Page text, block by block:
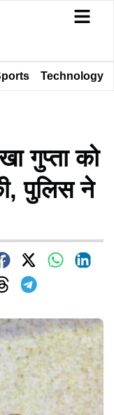
Technology
गुप्ता को
पुलिस ने